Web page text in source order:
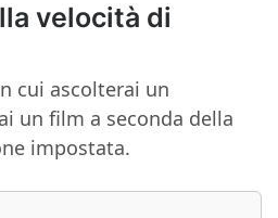
velocità di
cui ascolterai un
un film a seconda della
impostata.